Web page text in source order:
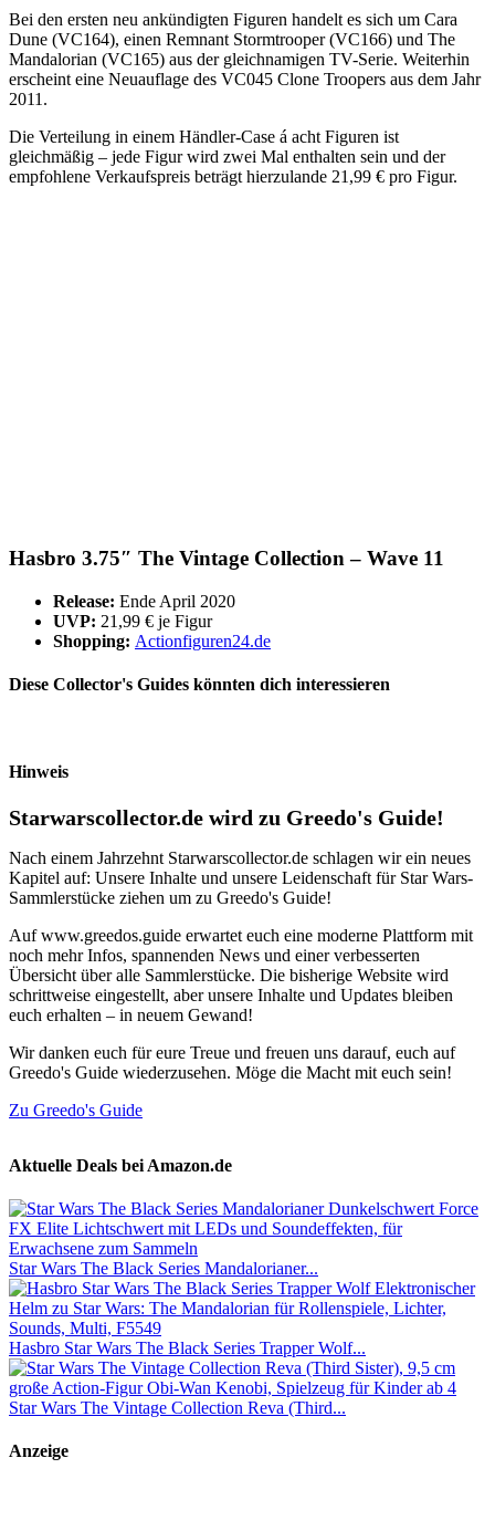
Bei den ersten neu ankündigten Figuren handelt es sich um Cara
Dune (VC164), einen Remnant Stormtrooper (VC166) und The
Mandalorian (VC165) aus der gleichnamigen TV-Serie. Weiterhin
erscheint eine Neuauflage des VC045 Clone Troopers aus dem Jahr
2011.
Die Verteilung in einem Händler-Case á acht Figuren ist
gleichmäßig – jede Figur wird zwei Mal enthalten sein und der
empfohlene Verkaufspreis beträgt hierzulande 21,99 € pro Figur.
Hasbro 3.75″ The Vintage Collection – Wave 11
Release: Ende April 2020
UVP: 21,99 € je Figur
Shopping: Actionfiguren24.de
Diese Collector's Guides könnten dich interessieren
Hinweis
Starwarscollector.de wird zu Greedo's Guide!
Nach einem Jahrzehnt Starwarscollector.de schlagen wir ein neues
Kapitel auf: Unsere Inhalte und unsere Leidenschaft für Star Wars-
Sammlerstücke ziehen um zu Greedo's Guide!
Auf www.greedos.guide erwartet euch eine moderne Plattform mit
noch mehr Infos, spannenden News und einer verbesserten
Übersicht über alle Sammlerstücke. Die bisherige Website wird
schrittweise eingestellt, aber unsere Inhalte und Updates bleiben
euch erhalten – in neuem Gewand!
Wir danken euch für eure Treue und freuen uns darauf, euch auf
Greedo's Guide wiederzusehen. Möge die Macht mit euch sein!
Zu Greedo's Guide
Aktuelle Deals bei Amazon.de
Star Wars The Black Series Mandalorianer...
Hasbro Star Wars The Black Series Trapper Wolf...
Star Wars The Vintage Collection Reva (Third...
Anzeige